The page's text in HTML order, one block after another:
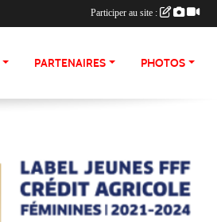
PARTENAIRES PHOTOS
Participer au site :